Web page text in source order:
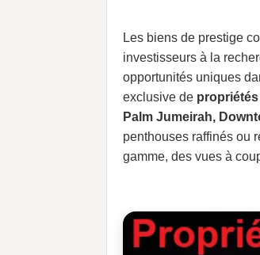
Les biens de prestige
investisseurs à la
opportunités uniques
exclusive de
Palm Jumeirah,
penthouses raffinés ou
gamme, des vues à